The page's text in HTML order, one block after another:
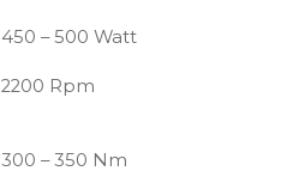
450 – 500 Watt
2200 Rpm
300 – 350 Nm